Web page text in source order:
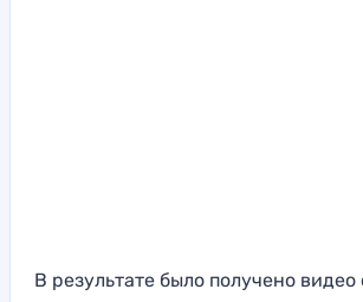
В результате было получено видео